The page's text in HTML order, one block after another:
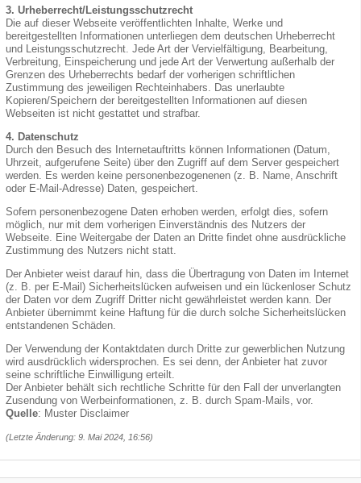
3. Urheberrecht/Leistungsschutzrecht
Die auf dieser Webseite veröffentlichten Inhalte, Werke und
bereitgestellten Informationen unterliegen dem deutschen Urheberrecht
und Leistungsschutzrecht. Jede Art der Vervielfältigung, Bearbeitung,
Verbreitung, Einspeicherung und jede Art der Verwertung außerhalb der
Grenzen des Urheberrechts bedarf der vorherigen schriftlichen
Zustimmung des jeweiligen Rechteinhabers. Das unerlaubte
Kopieren/Speichern der bereitgestellten Informationen auf diesen
Webseiten ist nicht gestattet und strafbar.
4. Datenschutz
Durch den Besuch des Internetauftritts können Informationen (Datum,
Uhrzeit, aufgerufene Seite) über den Zugriff auf dem Server gespeichert
werden. Es werden keine personenbezogenenen (z. B. Name, Anschrift
oder E-Mail-Adresse) Daten, gespeichert.
Sofern personenbezogene Daten erhoben werden, erfolgt dies, sofern
möglich, nur mit dem vorherigen Einverständnis des Nutzers der
Webseite. Eine Weitergabe der Daten an Dritte findet ohne ausdrückliche
Zustimmung des Nutzers nicht statt.
Der Anbieter weist darauf hin, dass die Übertragung von Daten im Internet
(z. B. per E-Mail) Sicherheitslücken aufweisen und ein lückenloser Schutz
der Daten vor dem Zugriff Dritter nicht gewährleistet werden kann. Der
Anbieter übernimmt keine Haftung für die durch solche Sicherheitslücken
entstandenen Schäden.
Der Verwendung der Kontaktdaten durch Dritte zur gewerblichen Nutzung
wird ausdrücklich widersprochen. Es sei denn, der Anbieter hat zuvor
seine schriftliche Einwilligung erteilt.
Der Anbieter behält sich rechtliche Schritte für den Fall der unverlangten
Zusendung von Werbeinformationen, z. B. durch Spam-Mails, vor.
Quelle: Muster Disclaimer
(Letzte Änderung: 9. Mai 2024, 16:56)